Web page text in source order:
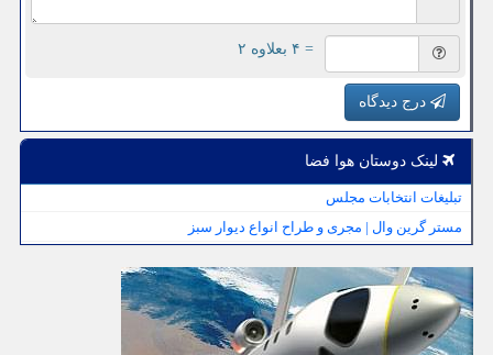
= ۴ بعلاوه ۲
درج دیدگاه
لینک دوستان هوا فضا
تبلیغات انتخابات مجلس
مستر گرین وال | مجری و طراح انواع دیوار سبز